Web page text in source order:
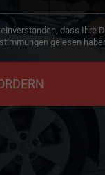
dass Ihre
gelesen